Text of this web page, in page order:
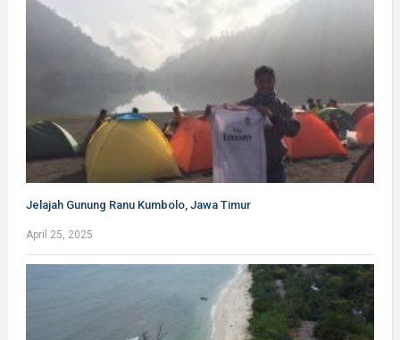
Jelajah Gunung Ranu Kumbolo, Jawa Timur
April 25, 2025